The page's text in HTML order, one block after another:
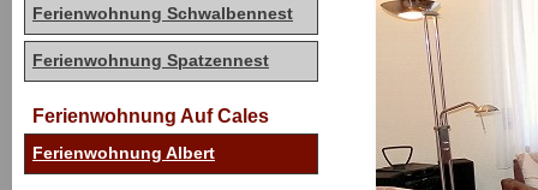
Ferienwohnung Schwalbennest
Ferienwohnung Spatzennest
Ferienwohnung Auf Cales
Ferienwohnung Albert